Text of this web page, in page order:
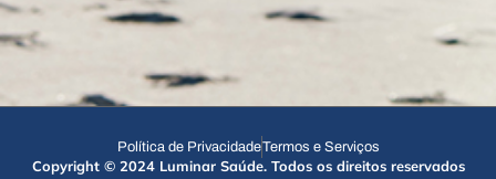
Política de PrivacidadeTermos e Serviços
Copyright © 2024 Luminar Saúde. Todos os direitos reservados